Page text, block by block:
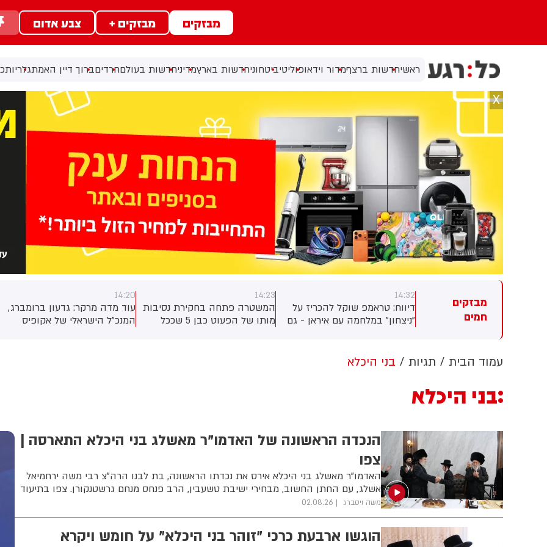
מבזקים מבזקים + צבע אדום
ראשיחדשות ברצףמדור וידאופוליטיביטחוניחדשות בארץמדיניחדשות בעולםחרדיםברוך דיין האמתגלריות
X
מבזקים
חמים
דיווח: טראמפ שוקל להכריז על
"ניצחון" במלחמה עם איראן - גם
ללא הסכם גרעין
המשטרה פתחה בחקירת נסיבות
מותו של הפעוט כבן 5 שככל
בחקירה והחלו לאסוף ממצאים
עוד מדה מרקר: גדעון ברומברג,
המנכ"ל הישראלי של אקופיס
מירב ארלוזרוב (דה
השתלבות של ישראל
עמוד הבית תגיות בני היכלא
בני היכלא
הנכדה הראשונה של האדמו"ר מאשלג בני היכלא התארסה |
צפו
האדמו"ר מאשלג בני היכלא אירס את נכדתו הראשונה, בת לבנו הרה"צ רבי משה ירחמיאל
אשלג, עם החתן החשוב, מבחירי ישיבת טשעבין, הרב פנחס מנחם גרשטנקורן. צפו בתיעוד
משה ויסברג 02.08.26
הוגשו ארבעת כרכי "זוהר בני היכלא" על חומש ויקרא